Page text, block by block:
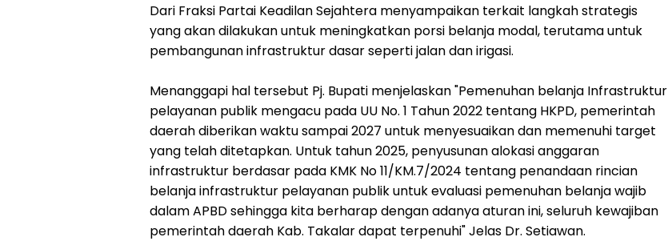
Dari Fraksi Partai Keadilan Sejahtera menyampaikan terkait langkah strategis
yang akan dilakukan untuk meningkatkan porsi belanja modal, terutama untuk
pembangunan infrastruktur dasar seperti jalan dan irigasi.
Menanggapi hal tersebut Pj. Bupati menjelaskan "Pemenuhan belanja Infrastruktur
pelayanan publik mengacu pada UU No. 1 Tahun 2022 tentang HKPD, pemerintah
daerah diberikan waktu sampai 2027 untuk menyesuaikan dan memenuhi target
yang telah ditetapkan. Untuk tahun 2025, penyusunan alokasi anggaran
infrastruktur berdasar pada KMK No 11/KM.7/2024 tentang penandaan rincian
belanja infrastruktur pelayanan publik untuk evaluasi pemenuhan belanja wajib
dalam APBD sehingga kita berharap dengan adanya aturan ini, seluruh kewajiban
pemerintah daerah Kab. Takalar dapat terpenuhi" Jelas Dr. Setiawan.